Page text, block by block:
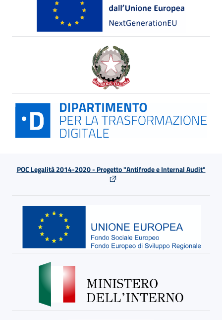
POC Legalità 2014-2020 - Progetto "Antifrode e Internal Audit"